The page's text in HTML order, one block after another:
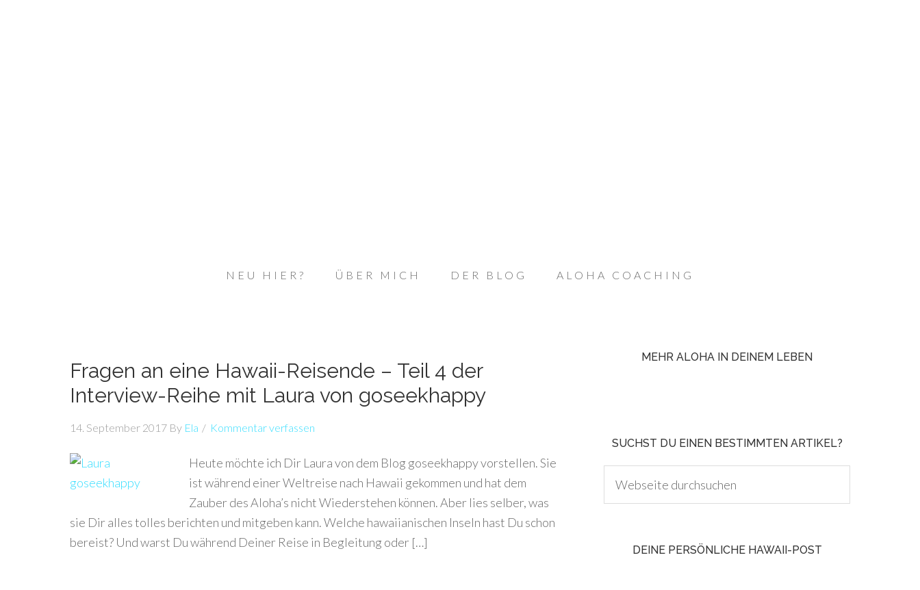
NEU HIER? ÜBER MICH DER BLOG ALOHA COACHING
Fragen an eine Hawaii-Reisende – Teil 4 der
Interview-Reihe mit Laura von goseekhappy
14. September 2017 By Ela Kommentar verfassen
Heute möchte ich Dir Laura von dem Blog goseekhappy vorstellen. Sie
ist während einer Weltreise nach Hawaii gekommen und hat dem
Zauber des Aloha’s nicht Wiederstehen können. Aber lies selber, was
sie Dir alles tolles berichten und mitgeben kann. Welche hawaiianischen Inseln hast Du schon
bereist? Und warst Du während Deiner Reise in Begleitung oder […]
MEHR ALOHA IN DEINEM LEBEN
SUCHST DU EINEN BESTIMMTEN ARTIKEL?
DEINE PERSÖNLICHE HAWAII-POST